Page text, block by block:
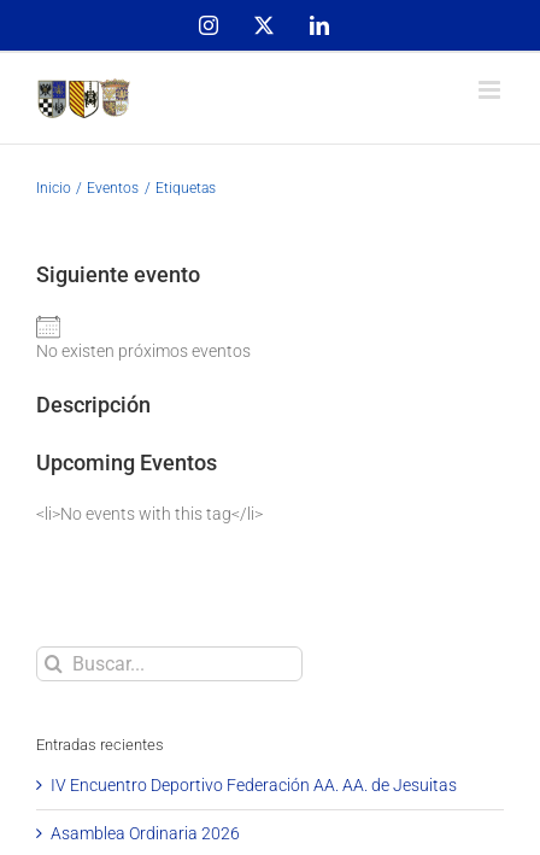
content
Instagram LinkedIn
Inicio Eventos Etiquetas
Siguiente evento
No existen próximos eventos
Descripción
Upcoming Eventos
<li>No events with this tag</li>
Buscar
Entradas recientes
IV Encuentro Deportivo Federación AA. AA. de Jesuitas
Asamblea Ordinaria 2026